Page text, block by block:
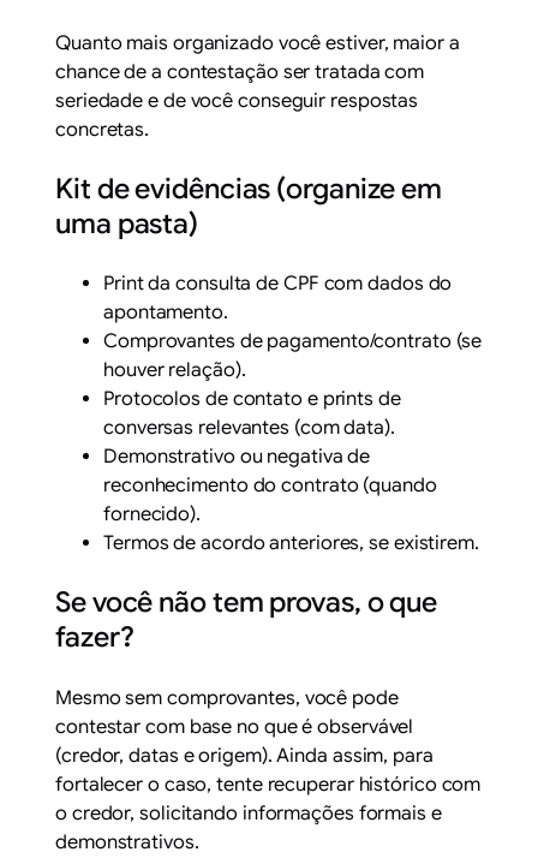
Quanto mais organizado você estiver, maior a
chance de a contestação ser tratada com
seriedade e de você conseguir respostas
concretas.
Kit de evidências (organize em
uma pasta)
Print da consulta de CPF com dados do
apontamento.
Comprovantes de pagamento/contrato (se
houver relação).
Protocolos de contato e prints de
conversas relevantes (com data).
Demonstrativo ou negativa de
reconhecimento do contrato (quando
fornecido).
Termos de acordo anteriores, se existirem.
Se você não tem provas, o que
fazer?
Mesmo sem comprovantes, você pode
contestar com base no que é observável
(credor, datas e origem). Ainda assim, para
fortalecer o caso, tente recuperar histórico com
o credor, solicitando informações formais e
demonstrativos.